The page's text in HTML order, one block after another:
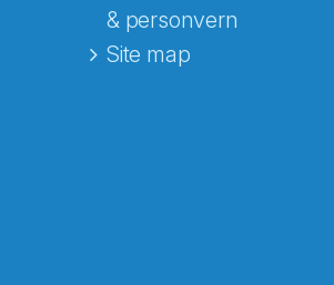
& personvern
Site map